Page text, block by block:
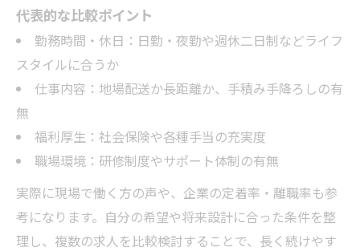
代表的な比較ポイント
勤務時間・休日：日勤・夜勤や週休二日制などライフ
スタイルに合うか
仕事内容：地場配送か長距離か、手積み手降ろしの有
無
福利厚生：社会保険や各種手当の充実度
職場環境：研修制度やサポート体制の有無
実際に現場で働く方の声や、企業の定着率・離職率も参
考になります。自分の希望や将来設計に合った条件を整
理し、複数の求人を比較検討することで、長く続けやす